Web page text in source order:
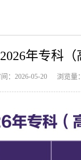
年专科
间：2026-05-20 浏览量